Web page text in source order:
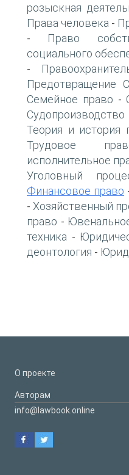
розыскная
Права человека -
- Право
социального
-
Предотвращение
Семейное право -
Судопроизводство
Теория и история
Трудовое
исполнительное
Уголовный
Финансовое право
- Хозяйственный
право -
техника -
деонтология -
О проекте
Авторам
info@lawbook.online